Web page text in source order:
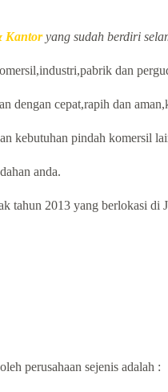
Kantor yang sudah berdiri
dan
dengan cepat,rapih dan
kebutuhan pindah komersil
anda.
tahun 2013 yang berlokasi
perusahaan sejenis adalah :